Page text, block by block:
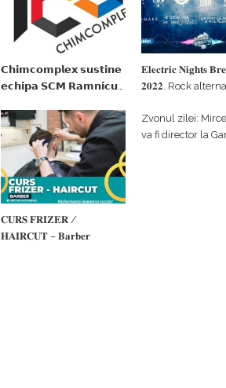
𝗖𝗵𝗶𝗺𝗰𝗼𝗺𝗽𝗹𝗲𝘅 𝘀𝘂𝘀𝘁𝗶𝗻𝗲
𝗲𝗰𝗵𝗶𝗽𝗮 𝗦𝗖𝗠 𝗥𝗮𝗺𝗻𝗶𝗰𝘂
𝗽𝗮𝗿𝘁𝗲𝗻𝗲𝗿 𝗳𝗶𝗻𝗮𝗻𝘁𝗮𝘁𝗼𝗿
𝐄𝐥𝐞𝐜𝐭𝐫𝐢𝐜 𝐍𝐢𝐠𝐡𝐭𝐬
𝟐𝟎𝟐𝟐. Rock
#𝐁𝐫𝐞𝐳𝐨𝐢𝐮𝐥𝐋𝐮𝐦𝐢𝐢
𝐂𝐔𝐑𝐒 𝐅𝐑𝐈𝐙𝐄𝐑 /
𝐇𝐀𝐈𝐑𝐂𝐔𝐓 – 𝐁𝐚𝐫𝐛𝐞𝐫
Zvonul zilei:
va fi director la